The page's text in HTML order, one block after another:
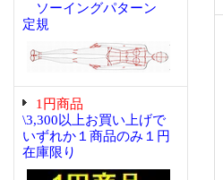
ソーイングパターン
定規
1円商品
\3,300以上お買い上げで
いずれか１商品のみ１円
在庫限り